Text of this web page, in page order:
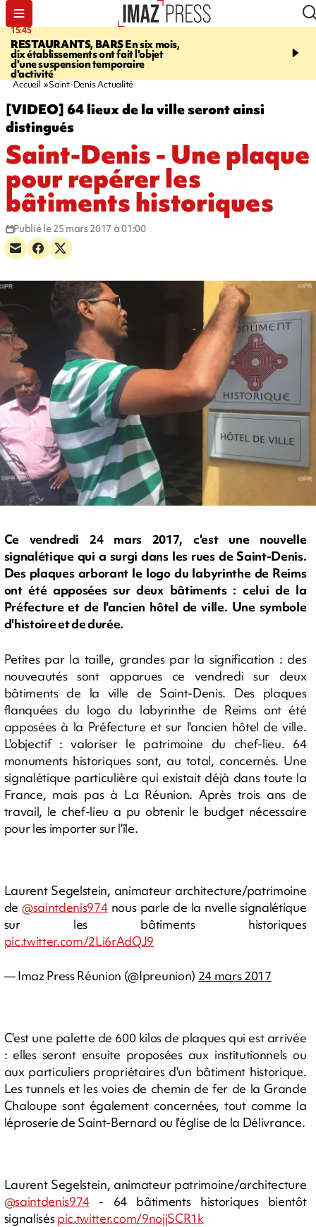
15:45
RESTAURANTS, BARSEn six mois,
dix établissements ont fait l'objet
d'une suspension temporaire
d'activité
17:17
Angeles, un homme vit
Accueil Saint-Denis Actualité
[VIDEO] 64 lieux de la ville seront ainsi
distingués
Saint-Denis - Une plaque
pour repérer les
bâtiments historiques
Publié le 25 mars 2017 à 01:00
Ce vendredi 24 mars 2017, c'est une nouvelle
signalétique qui a surgi dans les rues de Saint-Denis.
Des plaques arborant le logo du labyrinthe de Reims
ont été apposées sur deux bâtiments : celui de la
Préfecture et de l'ancien hôtel de ville. Une symbole
d'histoire et de durée.
Petites par la taille, grandes par la signification : des
nouveautés sont apparues ce vendredi sur deux
bâtiments de la ville de Saint-Denis. Des plaques
flanquées du logo du labyrinthe de Reims ont été
apposées à la Préfecture et sur l'ancien hôtel de ville.
L'objectif : valoriser le patrimoine du chef-lieu. 64
monuments historiques sont, au total, concernés. Une
signalétique particulière qui existait déjà dans toute la
France, mais pas à La Réunion. Après trois ans de
travail, le chef-lieu a pu obtenir le budget nécessaire
pour les importer sur l'île.
Laurent Segelstein, animateur architecture/patrimoine
de@saintdenis974nous parle de la nvelle signalétique
sur les bâtiments historiques
pic.twitter.com/2Li6rAdQJ9
— Imaz Press Réunion (@Ipreunion) 24 mars 2017
C'est une palette de 600 kilos de plaques qui est arrivée
: elles seront ensuite proposées aux institutionnels ou
aux particuliers propriétaires d'un bâtiment historique.
Les tunnels et les voies de chemin de fer de la Grande
Chaloupe sont également concernées, tout comme la
léproserie de Saint-Bernard ou l'église de la Délivrance.
Laurent Segelstein, animateur patrimoine/architecture
@saintdenis974 - 64 bâtiments historiques bientôt
signaliséspic.twitter.com/9nojjSCR1k